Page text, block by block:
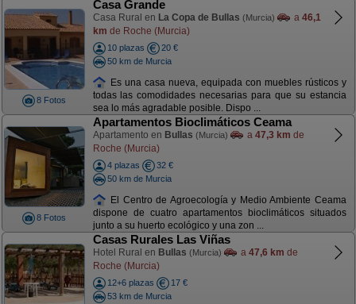
8 Fotos
Casa Grande
Casa Rural en La Copa de Bullas (Murcia) a 46,1
km de Roche (Murcia)
10 plazas
20 €
50 km de Murcia
Es una casa nueva, equipada con muebles rústicos y
todas las comodidades necesarias para que su estancia
sea lo más agradable posible. Dispo ...
8 Fotos
Apartamentos Bioclimáticos Ceama
Apartamento en Bullas (Murcia) a 47,3 km de
Roche (Murcia)
4 plazas
32 €
50 km de Murcia
El Centro de Agroecología y Medio Ambiente Ceama
dispone de cuatro apartamentos bioclimáticos situados
junto a su huerto ecológico y una zon ...
Casas Rurales Las Viñas
Hotel Rural en Bullas (Murcia) a 47,6 km de
Roche (Murcia)
12+6 plazas
17 €
53 km de Murcia